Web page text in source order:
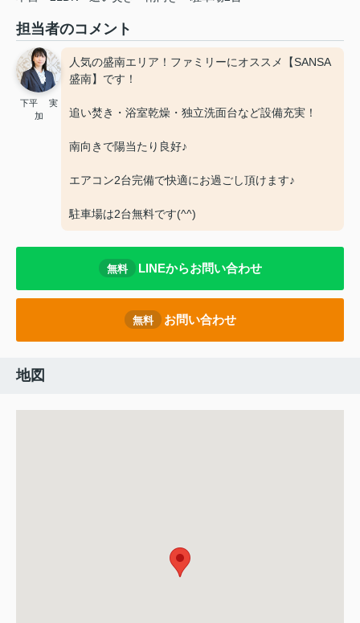
担当者のコメント
下平 実
加
人気の盛南エリア！ファミリーにオススメ【SANSA
盛南】です！
追い焚き・浴室乾燥・独立洗面台など設備充実！
南向きで陽当たり良好♪
エアコン2台完備で快適にお過ごし頂けます♪
駐車場は2台無料です(^^)
無料 LINEからお問い合わせ
無料 お問い合わせ
地図